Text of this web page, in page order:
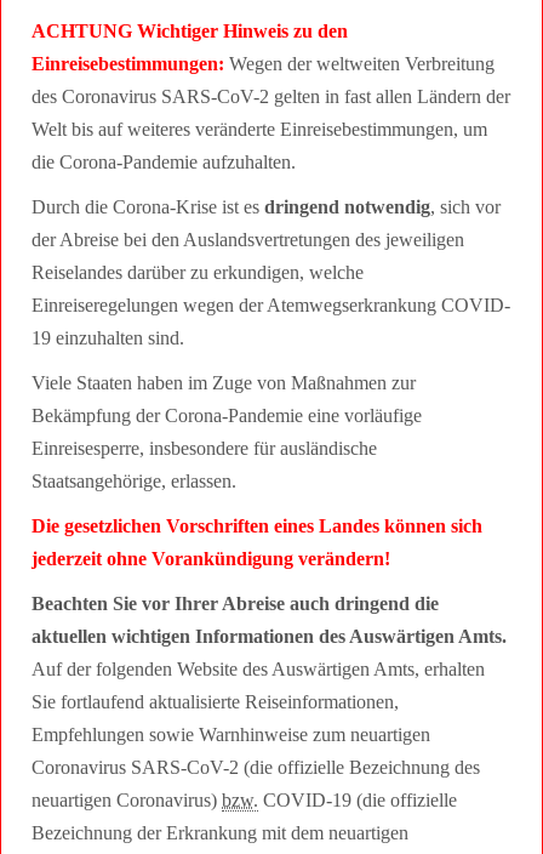
ACHTUNG Wichtiger Hinweis zu den
Einreisebestimmungen: Wegen der weltweiten Verbreitung
des Coronavirus SARS-CoV-2 gelten in fast allen Ländern der
Welt bis auf weiteres veränderte Einreisebestimmungen, um
die Corona-Pandemie aufzuhalten.
Durch die Corona-Krise ist es dringend notwendig, sich vor
der Abreise bei den Auslandsvertretungen des jeweiligen
Reiselandes darüber zu erkundigen, welche
Einreiseregelungen wegen der Atemwegserkrankung COVID-
19 einzuhalten sind.
Viele Staaten haben im Zuge von Maßnahmen zur
Bekämpfung der Corona-Pandemie eine vorläufige
Einreisesperre, insbesondere für ausländische
Staatsangehörige, erlassen.
Die gesetzlichen Vorschriften eines Landes können sich
jederzeit ohne Vorankündigung verändern!
Beachten Sie vor Ihrer Abreise auch dringend die
aktuellen wichtigen Informationen des Auswärtigen Amts.
Auf der folgenden Website des Auswärtigen Amts, erhalten
Sie fortlaufend aktualisierte Reiseinformationen,
Empfehlungen sowie Warnhinweise zum neuartigen
Coronavirus SARS-CoV-2 (die offizielle Bezeichnung des
neuartigen Coronavirus) bzw. COVID-19 (die offizielle
Bezeichnung der Erkrankung mit dem neuartigen